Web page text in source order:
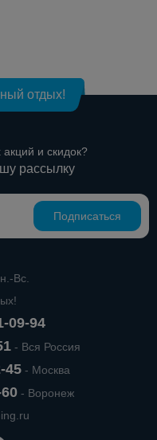
отдых!
акций и скидок?
рассылку
Подписаться
Вс.
09-94
- Вся Россия
45- Москва
- Воронеж